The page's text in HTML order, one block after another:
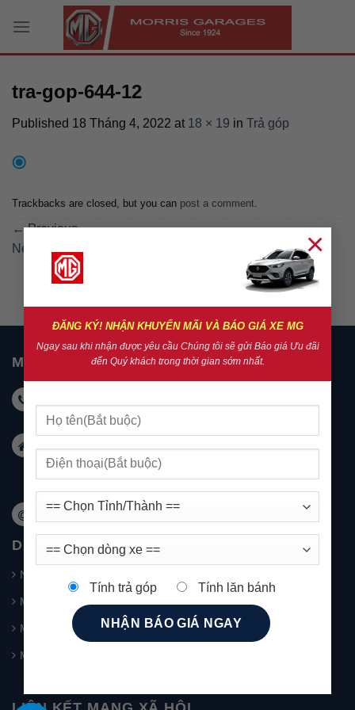
ĐĂNG KÝ! NHẬN KHUYẾN MÃI VÀ BÁO GIÁ XE MG
Ngay sau khi nhận được yêu cầu Chúng tôi sẽ gửi Báo giá Ưu đãi
đến Quý khách trong thời gian sớm nhất.
Tính trả góp Tính lăn bánh
×
tra-gop-644-12
Published 18 Tháng 4, 2022 at 18 × 19 in Trả góp
Trackbacks are closed, but you can post a comment.
←Previous
Next
MG NHA TRANG
488
Email:marketingnhatrang@mgkimson.com
Địa chỉ: 1272 đường 23/10 Tây Nha Trang
Website: mg-nhatrang.com
DANH MỤC SẢN PHẨM
New MG5
MG HS – SUV 5 chỗ
MG RX5
MG ZS